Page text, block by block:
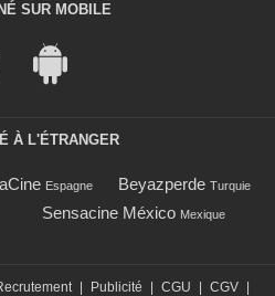
SUR MOBILE
À L'ÉTRANGER
Espagne Beyazperde Turquie
Sensacine México Mexique
Publicité CGU CGV